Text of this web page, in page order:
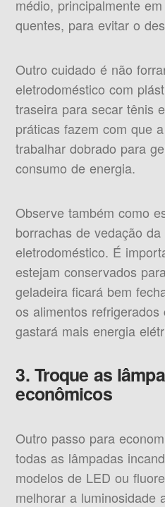
médio, principalmente
quentes, para evitar o
Outro cuidado é não
eletrodoméstico com
traseira para secar tênis
práticas fazem com que
trabalhar dobrado para
consumo de energia.
Observe também como
borrachas de vedação
eletrodoméstico. É
estejam conservados
geladeira ficará bem
os alimentos
gastará mais energia
3. Troque as
econômicos
Outro passo para
todas as lâmpadas
modelos de LED ou
melhorar a luminosidade